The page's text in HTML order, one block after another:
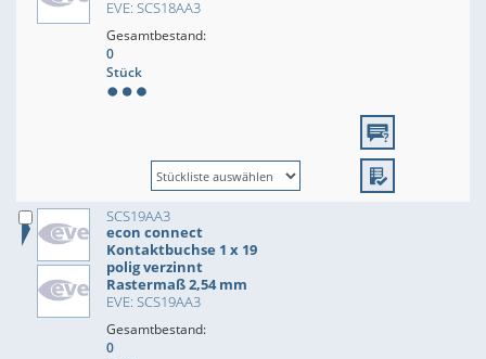
EVE: SCS18AA3
Gesamtbestand:
0
Stück
SCS19AA3
econ connect
Kontaktbuchse 1 x 19
polig verzinnt
Rastermaß 2,54 mm
EVE: SCS19AA3
Gesamtbestand:
0